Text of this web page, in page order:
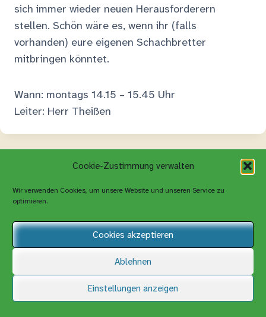
Cookie-Zustimmung verwalten
Wir verwenden Cookies, um unsere Website und unseren Service zu
optimieren.
Cookies akzeptieren
Ablehnen
Einstellungen anzeigen
sich immer wieder neuen Herausforderern
stellen. Schön wäre es, wenn ihr (falls
vorhanden) eure eigenen Schachbretter
mitbringen könntet.
Wann: montags 14.15 – 15.45 Uhr
Leiter: Herr Theißen
© 2026 gesamtschule-volksgarten